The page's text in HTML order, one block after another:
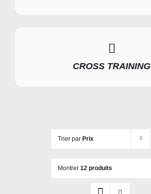
CROSS TRAINING
Trier par Prix
Montrer 12 produits